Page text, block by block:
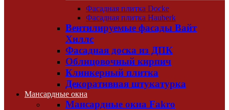
Фасадная плитка Docke
Фасадная плитка Hauberk
Вентилируемые фасады Вайт
Хиллс
Фасадная доска из ДПК
Облицовочный кирпич
Клинкерный плитка
Декоративная штукатурка
Мансардные окна
Мансардные окна Fakro